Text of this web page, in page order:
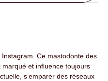
Ce mastodonte des
et influence toujours
s’emparer des réseaux